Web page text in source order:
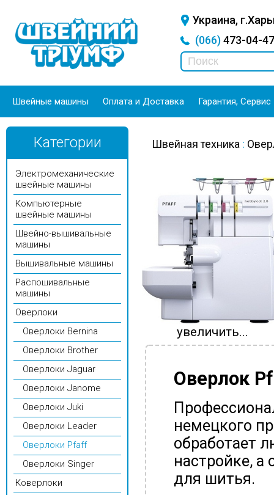
Украина,
(066)473-04-
Швейные машины Оплата и Доставка Гарантия, Сервис
Категории
Электромеханические
швейные машины
Компьютерные
швейные машины
Швейно-вышивальные
машины
Вышивальные машины
Распошивальные
машины
Оверлоки
Оверлоки Bernina
Оверлоки Brother
Оверлоки Jaguar
Оверлоки Janome
Оверлоки Juki
Оверлоки Leader
Оверлоки Pfaff
Оверлоки Singer
Коверлоки
Швейная техника :
увеличить...
Оверлок
немецкого
обработает
настройке,
для шитья.